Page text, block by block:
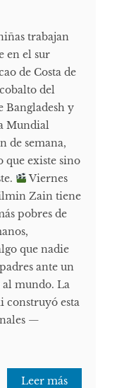
trabajan
en el sur
de Costa de
del
Bangladesh y
Mundial
de semana,
que existe sino
Viernes
Zain tiene
pobres de
que nadie
ante un
mundo. La
construyó esta
—
Leer más